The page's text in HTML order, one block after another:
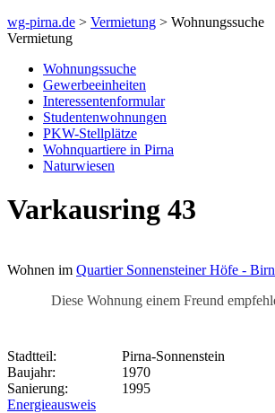
wg-pirna.de > Vermietung > Wohnungssuche
Vermietung
Wohnungssuche
Gewerbeeinheiten
Interessentenformular
Studentenwohnungen
PKW-Stellplätze
Wohnquartiere in Pirna
Naturwiesen
Varkausring 43
Wohnen im Quartier Sonnensteiner Höfe -
Diese Wohnung einem Freund
Stadtteil:
Pirna-Sonnenstein
Baujahr:
1970
Sanierung:
1995
Energieausweis